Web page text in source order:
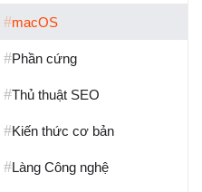
#macOS
#Phần cứng
#Thủ thuật SEO
#Kiến thức cơ bản
#Làng Công nghệ